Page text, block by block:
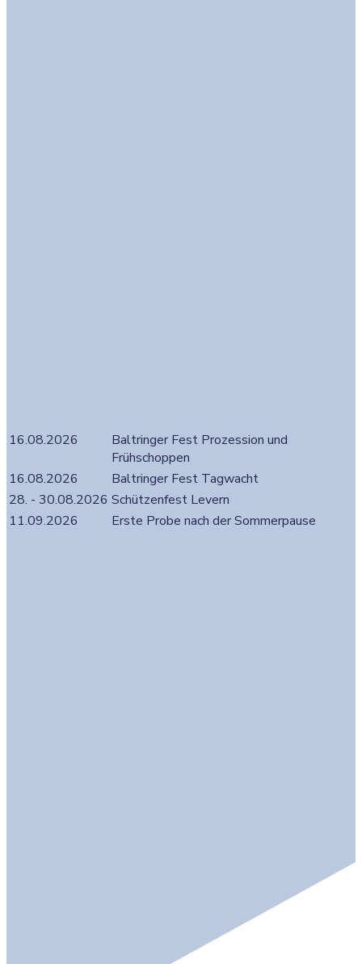
16.08.2026
Baltringer Fest Prozession und
Frühschoppen
16.08.2026
Baltringer Fest Tagwacht
28. - 30.08.2026 Schützenfest Levern
11.09.2026
Erste Probe nach der Sommerpause